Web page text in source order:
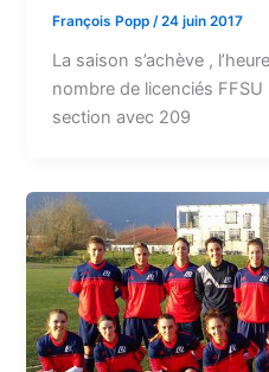
François Popp/24 juin 2017
La saison s’achève ,
nombre de licenciés
section avec 209